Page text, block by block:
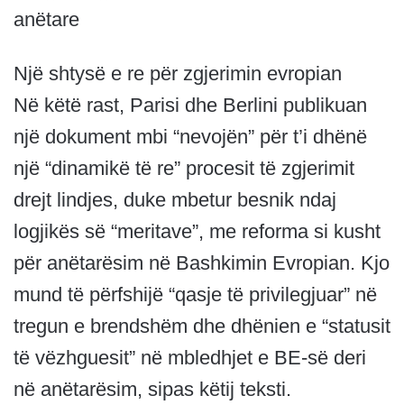
anëtare
Një shtysë e re për zgjerimin evropian
Në këtë rast, Parisi dhe Berlini publikuan
një dokument mbi “nevojën” për t’i dhënë
një “dinamikë të re” procesit të zgjerimit
drejt lindjes, duke mbetur besnik ndaj
logjikës së “meritave”, me reforma si kusht
për anëtarësim në Bashkimin Evropian. Kjo
mund të përfshijë “qasje të privilegjuar” në
tregun e brendshëm dhe dhënien e “statusit
të vëzhguesit” në mbledhjet e BE-së deri
në anëtarësim, sipas këtij teksti.